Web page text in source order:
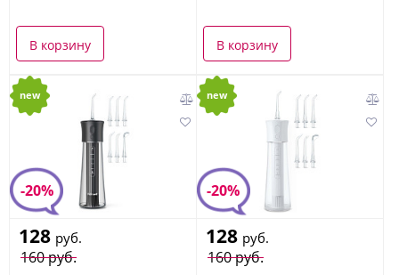
В корзину В корзину
new
-20%
160 руб.
128 руб.
new
-20%
160 руб.
128 руб.